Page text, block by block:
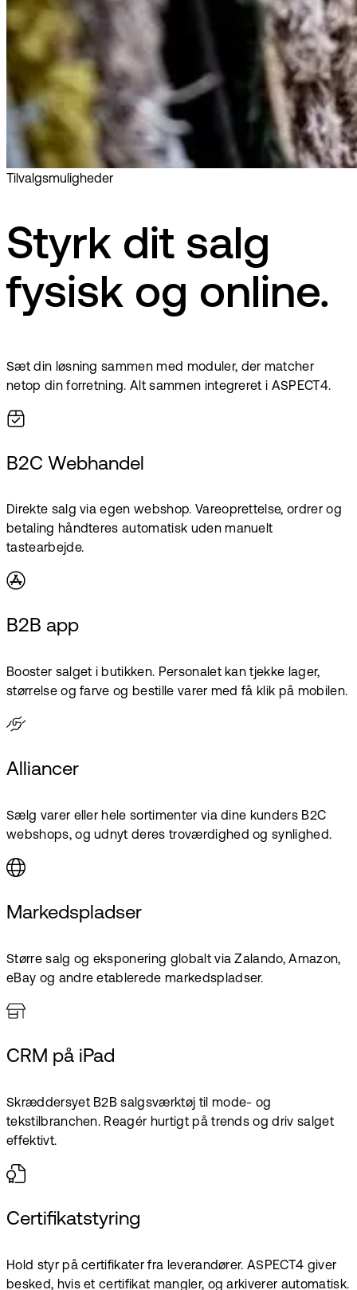
Tilvalgsmuligheder
Styrk dit salg
fysisk og online.
Sæt din løsning sammen med moduler, der matcher
netop din forretning. Alt sammen integreret i ASPECT4.
B2C Webhandel
Direkte salg via egen webshop. Vareoprettelse, ordrer og
betaling håndteres automatisk uden manuelt
tastearbejde.
B2B app
Booster salget i butikken. Personalet kan tjekke lager,
størrelse og farve og bestille varer med få klik på mobilen.
Alliancer
Sælg varer eller hele sortimenter via dine kunders B2C
webshops, og udnyt deres troværdighed og synlighed.
Markedspladser
Større salg og eksponering globalt via Zalando, Amazon,
eBay og andre etablerede markedspladser.
CRM på iPad
Skræddersyet B2B salgsværktøj til mode- og
tekstilbranchen. Reagér hurtigt på trends og driv salget
effektivt.
Certifikatstyring
Hold styr på certifikater fra leverandører. ASPECT4 giver
besked, hvis et certifikat mangler, og arkiverer automatisk.